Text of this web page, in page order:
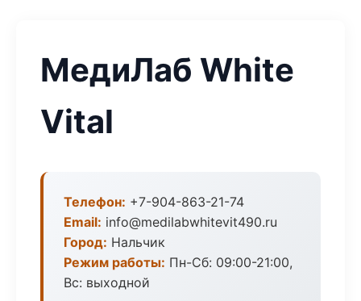
МедиЛаб White
Vital
Телефон: +7-904-863-21-74
Email: info@medilabwhitevit490.ru
Город: Нальчик
Режим работы: Пн-Сб: 09:00-21:00,
Вс: выходной